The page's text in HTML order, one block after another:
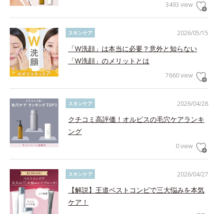
3493 view
2026/05/15
スキンケア
「W洗顔」は本当に必要？意外と知らない
「W洗顔」のメリットとは
7660 view
2026/04/28
スキンケア
クチコミ高評価！オルビスの毛穴ケアランキ
ング
0 view
2026/04/27
スキンケア
【解説】王道ベストコンビで三大悩みを本気
ケア！